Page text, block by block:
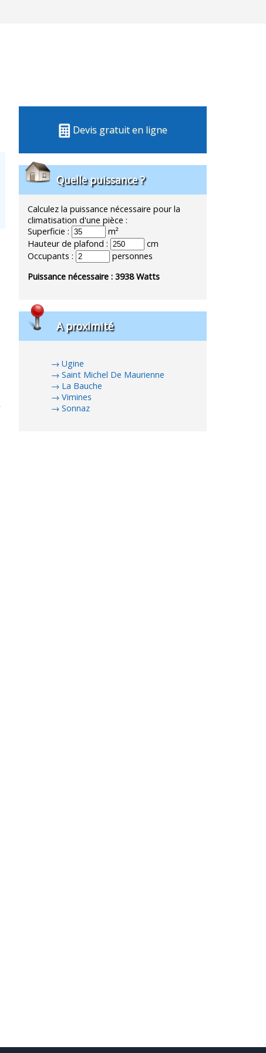
Devis gratuit en ligne
Quelle puissance ?
Calculez la puissance nécessaire pour la
climatisation d'une pièce :
Superficie :
m²
Hauteur de plafond :
cm
Occupants :
personnes
Puissance nécessaire :3938Watts
A proximité
Ugine
Saint Michel De Maurienne
La Bauche
Vimines
Sonnaz